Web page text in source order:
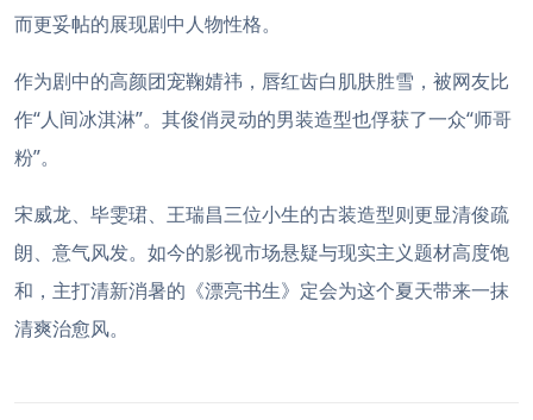
而更妥帖的展现剧中人物性格。
作为剧中的高颜团宠鞠婧祎，唇红齿白肌肤胜雪，被网友比
作“人间冰淇淋”。其俊俏灵动的男装造型也俘获了一众“师哥
粉”。
宋威龙、毕雯珺、王瑞昌三位小生的古装造型则更显清俊疏
朗、意气风发。如今的影视市场悬疑与现实主义题材高度饱
和，主打清新消暑的《漂亮书生》定会为这个夏天带来一抹
清爽治愈风。